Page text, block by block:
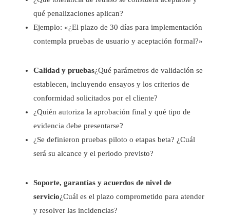
qué penalizaciones aplican?
Ejemplo: «¿El plazo de 30 días para implementación
contempla pruebas de usuario y aceptación formal?»
Calidad y pruebas¿Qué parámetros de validación se
establecen, incluyendo ensayos y los criterios de
conformidad solicitados por el cliente?
¿Quién autoriza la aprobación final y qué tipo de
evidencia debe presentarse?
¿Se definieron pruebas piloto o etapas beta? ¿Cuál
será su alcance y el periodo previsto?
Soporte, garantías y acuerdos de nivel de
servicio¿Cuál es el plazo comprometido para atender
y resolver las incidencias?